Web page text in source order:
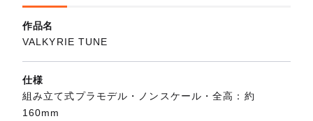
作品名
VALKYRIE TUNE
仕様
組み立て式プラモデル・ノンスケール・全高：約
160mm